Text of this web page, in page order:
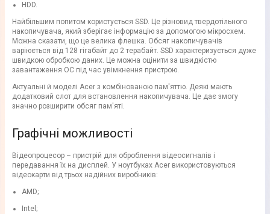
HDD.
Найбільшим попитом користується SSD. Це різновид твердотільного
накопичувача, який зберігає інформацію за допомогою мікросхем.
Можна сказати, що це велика флешка. Обсяг накопичувачів
варіюється від 128 гігабайт до 2 терабайт. SSD характеризується дуже
швидкою обробкою даних. Це можна оцінити за швидкістю
завантаження ОС під час увімкнення пристрою.
Актуальні й моделі Acer з комбінованою пам'яттю. Деякі мають
додатковий слот для встановлення накопичувача. Це дає змогу
значно розширити обсяг пам'яті.
Графічні можливості
Відеопроцесор – пристрій для оброблення відеосигналів і
передавання їх на дисплей. У ноутбуках Acer використовуються
відеокарти від трьох надійних виробників:
AMD;
Intel;